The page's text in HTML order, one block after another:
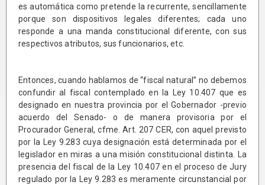
es automática como pretende la recurrente, sencillamente
porque son dispositivos legales diferentes; cada uno
responde a una manda constitucional diferente, con sus
respectivos atributos, sus funcionarios, etc.
Entonces, cuando hablamos de “fiscal natural” no debemos
confundir al fiscal contemplado en la Ley 10.407 que es
designado en nuestra provincia por el Gobernador -previo
acuerdo del Senado- o de manera provisoria por el
Procurador General, cfme. Art. 207 CER, con aquel previsto
por la Ley 9.283 cuya designación está determinada por el
legislador en miras a una misión constitucional distinta. La
presencia del fiscal de la Ley 10.407 en el proceso de Jury
regulado por la Ley 9.283 es meramente circunstancial por